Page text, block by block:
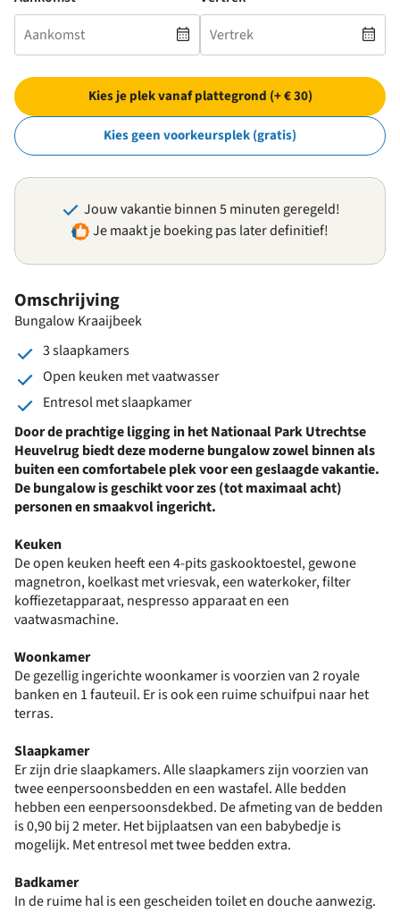
Omschrijving
Bungalow Kraaijbeek
3 slaapkamers
Open keuken met vaatwasser
Entresol met slaapkamer
Door de prachtige ligging in het Nationaal Park Utrechtse
Heuvelrug biedt deze moderne bungalow zowel binnen als
buiten een comfortabele plek voor een geslaagde vakantie.
De bungalow is geschikt voor zes (tot maximaal acht)
personen en smaakvol ingericht.
Keuken
De open keuken heeft een 4-pits gaskooktoestel, gewone
magnetron, koelkast met vriesvak, een waterkoker, filter
koffiezetapparaat, nespresso apparaat en een
vaatwasmachine.
Woonkamer
De gezellig ingerichte woonkamer is voorzien van 2 royale
banken en 1 fauteuil. Er is ook een ruime schuifpui naar het
terras.
Slaapkamer
Er zijn drie slaapkamers. Alle slaapkamers zijn voorzien van
twee eenpersoonsbedden en een wastafel. Alle bedden
hebben een eenpersoonsdekbed. De afmeting van de bedden
is 0,90 bij 2 meter. Het bijplaatsen van een babybedje is
mogelijk. Met entresol met twee bedden extra.
Badkamer
In de ruime hal is een gescheiden toilet en douche aanwezig.
Kies je plek vanaf plattegrond (+ € 30)
Kies geen voorkeursplek (gratis)
Jouw vakantie binnen 5 minuten geregeld!
Je maakt je boeking pas later definitief!